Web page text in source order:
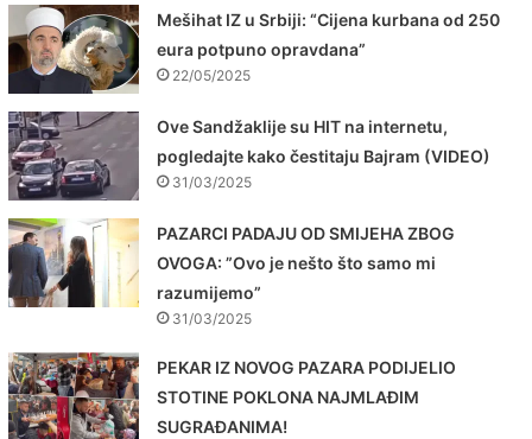
Mešihat IZ u Srbiji: “Cijena kurbana od 250
eura potpuno opravdana”
22/05/2025
Ove Sandžaklije su HIT na internetu,
pogledajte kako čestitaju Bajram (VIDEO)
31/03/2025
PAZARCI PADAJU OD SMIJEHA ZBOG
OVOGA: ”Ovo je nešto što samo mi
razumijemo”
31/03/2025
PEKAR IZ NOVOG PAZARA PODIJELIO
STOTINE POKLONA NAJMLAĐIM
SUGRAĐANIMA!